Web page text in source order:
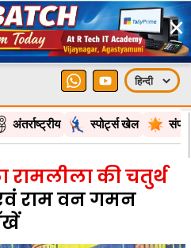
×
अंतर्राष्ट्रीय स्पोर्ट्स खेल
रामलीला की चतुर्थ
एवं राम वन गमन